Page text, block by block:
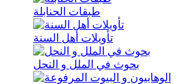
طبقات الحنابلة
تأویلات أهل السنة
بحوث في الملل و النحل